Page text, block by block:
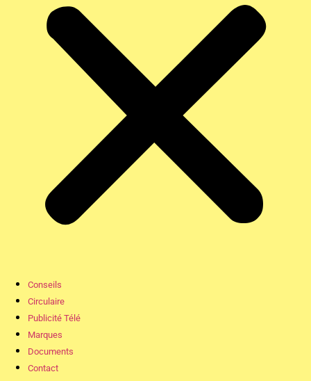
Conseils
Circulaire
Publicité Télé
Marques
Documents
Contact